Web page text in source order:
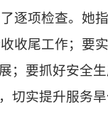
逐项检查。她
收尾工作；要
；要抓好安全
切实提升服务